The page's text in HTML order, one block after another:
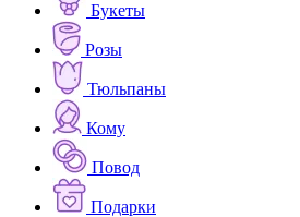
Букеты
Розы
Тюльпаны
Кому
Повод
Подарки